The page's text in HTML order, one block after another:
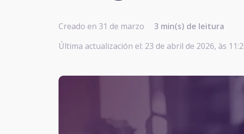
Creado en 31 de marzo
3 min(s) de leitura
Última actualización el: 23 de abril de 2026, às